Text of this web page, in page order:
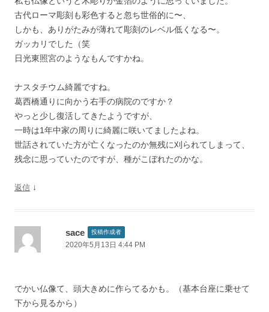
古代ローマ彫刻も彩色すると忽ち世俗的に〜、
しかも、ありがたみが薄れて彫刻のレベル低くなる〜。
ガッカリでした（笑
日光東照宮のようなもんですかね。
ナスタチウム綺麗ですね。
葛西橋通りに向かう右手の病院のですか？
やっと少し復活してきたようですが、
一時は1年中家の周りに綺麗に咲いてましたよね。
世話されていた方が亡くなったのか無残に刈られてしまって、
残念に思っていたのですが、種がこぼれたのかな。
返信 ↓
sace 投稿作成者
2020年5月13日 4:44 PM
でかい仏像て、頭大きめに作らてるかも。（基本台座に乗せて
下から見るから）